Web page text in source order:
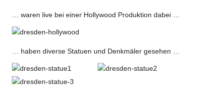
… waren live bei einer Hollywood Produktion dabei …
… haben diverse Statuen und Denkmäler gesehen …